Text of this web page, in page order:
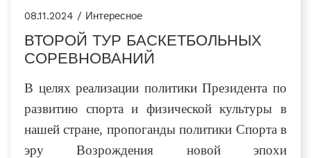
08.11.2024 / Интересное
ВТОРОЙ ТУР БАСКЕТБОЛЬНЫХ
СОРЕВНОВАНИЙ
В целях реализации политики Президента по
развитию спорта и физической культуры в
нашей стране, пропоганды политики Спорта в
эру Возрождения новой эпохи